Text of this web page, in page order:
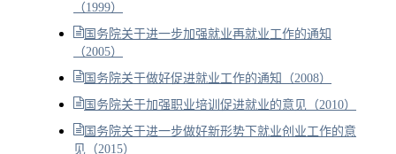
（1999）
国务院关于进一步加强就业再就业工作的通知
（2005）
国务院关于做好促进就业工作的通知（2008）
国务院关于加强职业培训促进就业的意见（2010）
国务院关于进一步做好新形势下就业创业工作的意
见（2015）